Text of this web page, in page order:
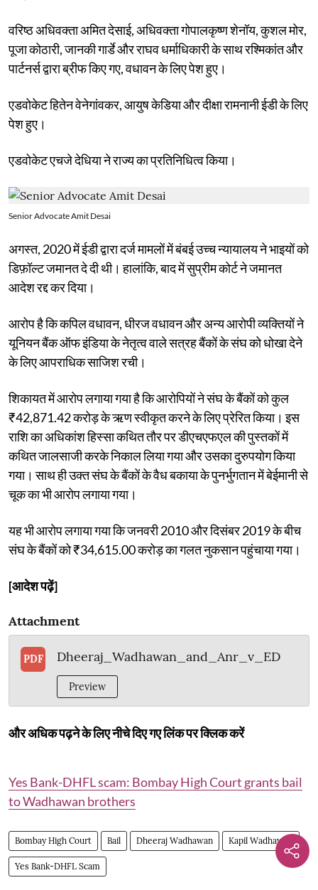
वरिष्ठ अधिवक्ता अमित देसाई, अधिवक्ता गोपालकृष्ण शेनॉय, कुशल मोर,
पूजा कोठारी, जानकी गार्डे और राघव धर्माधिकारी के साथ रश्मिकांत और
पार्टनर्स द्वारा ब्रीफ किए गए, वधावन के लिए पेश हुए।
एडवोकेट हितेन वेनेगांवकर, आयुष केडिया और दीक्षा रामनानी ईडी के लिए
पेश हुए।
एडवोकेट एचजे देधिया ने राज्य का प्रतिनिधित्व किया।
Senior Advocate Amit Desai
अगस्त, 2020 में ईडी द्वारा दर्ज मामलों में बंबई उच्च न्यायालय ने भाइयों को
डिफ़ॉल्ट जमानत दे दी थी। हालांकि, बाद में सुप्रीम कोर्ट ने जमानत
आदेश रद्द कर दिया।
आरोप है कि कपिल वधावन, धीरज वधावन और अन्य आरोपी व्यक्तियों ने
यूनियन बैंक ऑफ इंडिया के नेतृत्व वाले सत्रह बैंकों के संघ को धोखा देने
के लिए आपराधिक साजिश रची।
शिकायत में आरोप लगाया गया है कि आरोपियों ने संघ के बैंकों को कुल
₹42,871.42 करोड़ के ऋण स्वीकृत करने के लिए प्रेरित किया। इस
राशि का अधिकांश हिस्सा कथित तौर पर डीएचएफएल की पुस्तकों में
कथित जालसाजी करके निकाल लिया गया और उसका दुरुपयोग किया
गया। साथ ही उक्त संघ के बैंकों के वैध बकाया के पुनर्भुगतान में बेईमानी से
चूक का भी आरोप लगाया गया।
यह भी आरोप लगाया गया कि जनवरी 2010 और दिसंबर 2019 के बीच
संघ के बैंकों को ₹34,615.00 करोड़ का गलत नुकसान पहुंचाया गया।
[आदेश पढ़ें]
Attachment
PDF Dheeraj_Wadhawan_and_Anr_v_ED
Preview
और अधिक पढ़ने के लिए नीचे दिए गए लिंक पर क्लिक करें
Yes Bank-DHFL scam: Bombay High Court grants bail
to Wadhawan brothers
Bombay High Court Bail Dheeraj Wadhawan Kapil Wadhawan
Yes Bank-DHFL Scam